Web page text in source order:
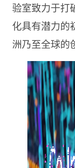
验室致力于打
化具有潜力的
洲乃至全球的